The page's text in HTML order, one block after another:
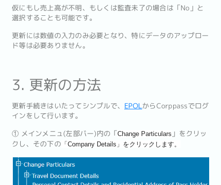
仮にもし売上高が不明、もしくは監査未了の場合は「No」と
選択することも可能です。
更新には数値の入力のみ必要となり、特にデータのアップロー
ド等は必要ありません。
3. 更新の方法
更新手続きはいたってシンプルで、 EPOLからCorppassでログ
インをして行います。
① メインメニュ(左部バー)内の「Change Particulars」をクリッ
クし、その下の 「Company Details」をクリックします。